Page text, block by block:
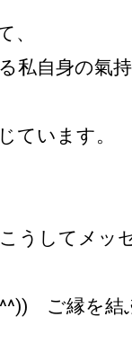
、
私自身の氣
ています。
うしてメッ
　ご縁を結